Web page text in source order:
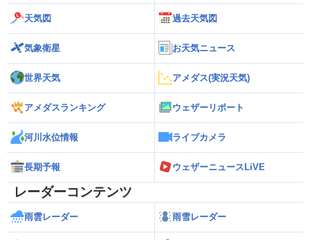
天気図 過去天気図
気象衛星 お天気ニュース
世界天気 アメダス(実況天気)
アメダスランキング ウェザーリポート
河川水位情報 ライブカメラ
長期予報 ウェザーニュースLiVE
レーダーコンテンツ
雨雲レーダー 雨雪レーダー